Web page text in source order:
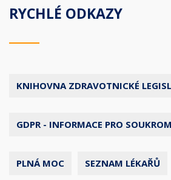
RYCHLÉ ODKAZY
KNIHOVNA ZDRAVOTNICKÉ
GDPR - INFORMACE PRO
PLNÁ MOC SEZNAM LÉKAŘŮ